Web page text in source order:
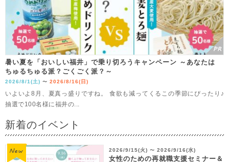
暑い夏を「おいしい福井」で乗り切ろうキャンペーン ～あなたは
ちゅるちゅる派？ごくごく派？～
2026/8/1(土) 〜 2026/8/16(日)
いよいよ8月、夏真っ盛りですね。 食欲も減ってくるこの季節にぴったり♪
抽選で100名様に福井の...
新着のイベント
2026/9/15(火) 〜 2026/9/16(水)
女性のための再就職支援セミナー＆